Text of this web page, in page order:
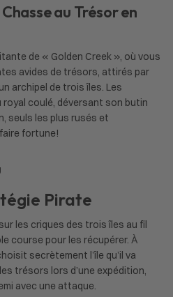
au Trésor en
de « Golden Creek », où vous
avides de trésors, attirés par
archipel de trois îles. Les
royal coulé, déversant son butin
seuls les plus rusés et
fortune!
Pirate
les criques des trois îles au fil
course pour les récupérer. À
secrètement l’île qu’il va
trésors lors d’une expédition,
avec une attaque.